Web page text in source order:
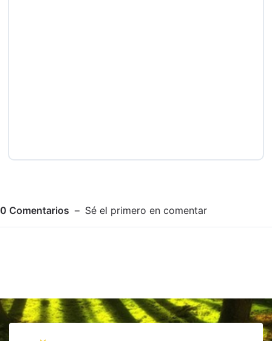
0 Comentarios Sé el primero en comentar
Adjuntar imagen Comentar